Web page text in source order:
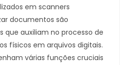
em scanners
documentos são
que auxiliam no processo de
físicos em arquivos digitais.
várias funções cruciais